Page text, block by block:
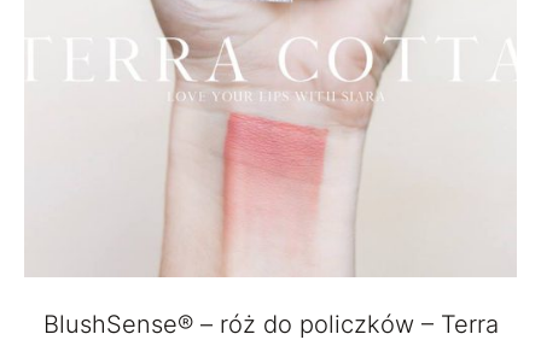
BlushSense® – róż do policzków – Terra